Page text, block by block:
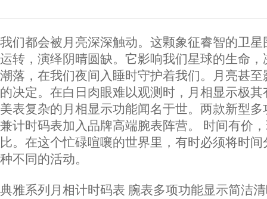
我们都会被月亮深深触动。这颗象征睿智的卫星
运转，演绎阴晴圆缺。它影响我们星球的生命，
潮落，在我们夜间入睡时守护着我们。月亮甚至
的决定。在白日肉眼难以观测时，月相显示极其
美表复杂的月相显示功能闻名于世。两款新型多
兼计时码表加入品牌高端腕表阵营。 时间有价
比。在这个忙碌喧嚷的世界里，有时必须将时间
种不同的活动。
典雅系列月相计时码表 腕表多项功能显示简洁